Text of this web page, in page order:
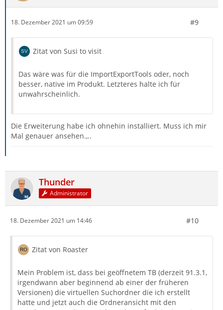
18. Dezember 2021 um 09:59 #9
Zitat von Susi to visit
Das wäre was für die ImportExportTools oder, noch
besser, native im Produkt. Letzteres halte ich für
unwahrscheinlich.
Die Erweiterung habe ich ohnehin installiert. Muss ich mir
Mal genauer ansehen.,..
Thunder
Administrator
18. Dezember 2021 um 14:46 #10
Zitat von Roaster
Mein Problem ist, dass bei geöffnetem TB (derzeit 91.3.1,
irgendwann aber beginnend ab einer der früheren
Versionen) die virtuellen Suchordner die ich erstellt
hatte und jetzt auch die Ordneransicht mit den